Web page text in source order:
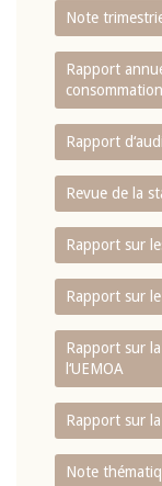
Note
Rapport
Rapport
Revue de la
Rapport sur
Rapport sur
Rapport sur
l‘UEMOA
Rapport sur
Note